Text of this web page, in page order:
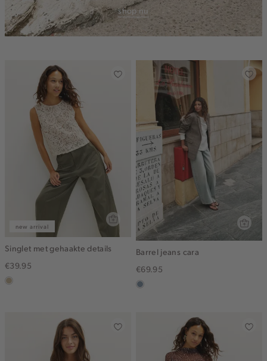
shop nu
new arrival
Singlet met gehaakte details
€39.95
lichtzand
Barrel jeans cara
€69.95
dusty